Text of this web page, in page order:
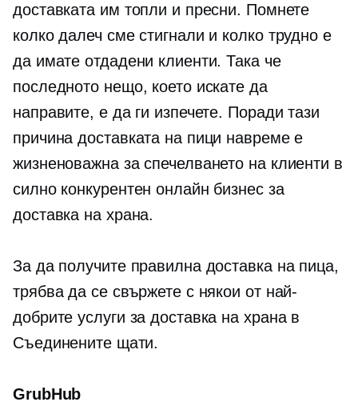
доставката им топли и пресни. Помнете
колко далеч сме стигнали и колко трудно е
да имате отдадени клиенти. Така че
последното нещо, което искате да
направите, е да ги изпечете. Поради тази
причина доставката на пици навреме е
жизненоважна за спечелването на клиенти в
силно конкурентен онлайн бизнес за
доставка на храна.
За да получите правилна доставка на пица,
трябва да се свържете с някои от най-
добрите услуги за доставка на храна в
Съединените щати.
GrubHub